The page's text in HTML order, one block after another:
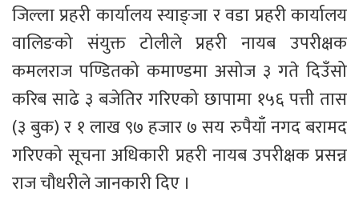
जिल्ला प्रहरी कार्यालय स्याङ्जा र वडा प्रहरी कार्यालय
वालिङको संयुक्त टोलीले प्रहरी नायब उपरीक्षक
कमलराज पण्डितको कमाण्डमा असोज ३ गते दिउँसो
करिब साढे ३ बजेतिर गरिएको छापामा १५६ पत्ती तास
(३ बुक) र १ लाख ९७ हजार ७ सय रुपैयाँ नगद बरामद
गरिएको सूचना अधिकारी प्रहरी नायब उपरीक्षक प्रसन्न
राज चौधरीले जानकारी दिए ।